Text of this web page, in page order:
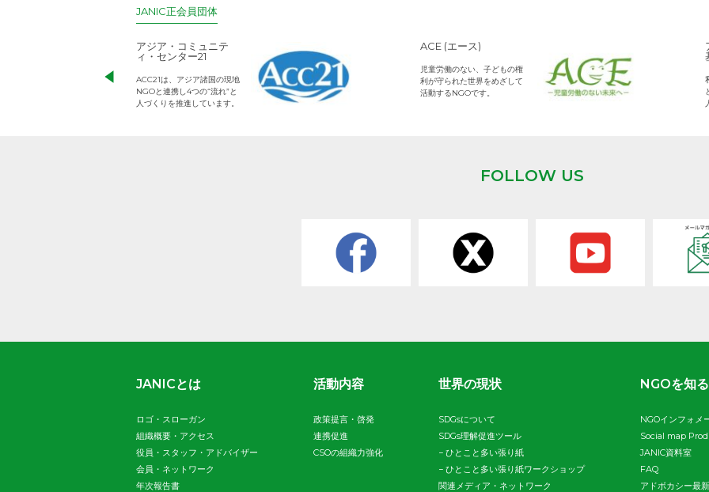
JANIC正会員団体
アジア・コミュニテ
ィ・センター21
ACC21は、アジア諸国の現地
NGOと連携し4つの“流れ”と
人づくりを推進しています。
ACE (エース)
児童労働のない、子どもの権
利が守られた世界をめざして
活動するNGOです。
FOLLOW US
JANICとは
ロゴ・スローガン
組織概要・アクセス
役員・スタッフ・アドバイザー
会員・ネットワーク
年次報告書
活動内容
政策提言・啓発
連携促進
CSOの組織力強化
世界の現状
SDGsについて
SDGs理解促進ツール
− ひとこと多い張り紙
− ひとこと多い張り紙ワークショップ
関連メディア・ネットワーク
NGOを知る
NGOインフォメ
Social map
JANIC資料室
FAQ
アドボカシー最